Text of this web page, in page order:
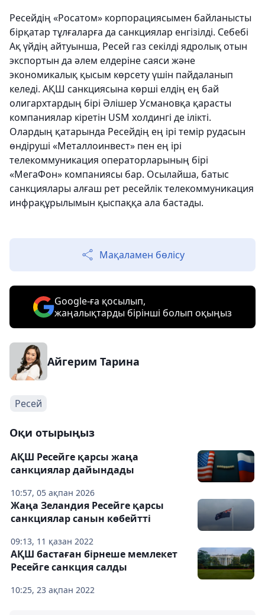
Ресейдің «Росатом» корпорациясымен байланысты
бірқатар тұлғаларға да санкциялар енгізілді. Себебі
Ақ үйдің айтуынша, Ресей газ секілді ядролық отын
экспортын да әлем елдеріне саяси және
экономикалық қысым көрсету үшін пайдаланып
келеді. АҚШ санкциясына көрші елдің ең бай
олигархтардың бірі Әлішер Усмановқа қарасты
компаниялар кіретін USM холдингі де ілікті.
Олардың қатарында Ресейдің ең ірі темір рудасын
өндіруші «Металлоинвест» пен ең ірі
телекоммуникация операторларының бірі
«МегаФон» компаниясы бар. Осылайша, батыс
санкциялары алғаш рет ресейлік телекоммуникация
инфрақұрылымын қыспаққа ала бастады.
Мақаламен бөлісу
Google-ға қосылып,
жаңалықтарды бірінші болып оқыңыз
Айгерим Тарина
Ресей
Оқи отырыңыз
10:57, 05 ақпан 2026
АҚШ Ресейге қарсы жаңа
санкциялар дайындады
09:13, 11 қазан 2022
Жаңа Зеландия Ресейге қарсы
санкциялар санын көбейтті
10:25, 23 ақпан 2022
АҚШ бастаған бірнеше мемлекет
Ресейге санкция салды